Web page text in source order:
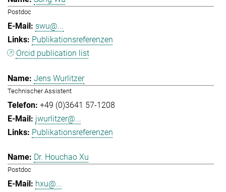
Postdoc
swu@...
Publikationsreferenzen
Orcid publication list
Jens Wurlitzer
Technischer Assistent
+49 (0)3641 57-1208
jwurlitzer@...
Publikationsreferenzen
Dr. Houchao Xu
Postdoc
hxu@...